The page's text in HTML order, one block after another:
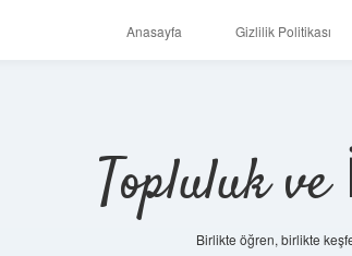
Anasayfa Gizlilik Politikası
Topluluk
Birlikte öğren, birlikte